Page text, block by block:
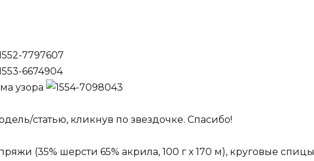
узора
статью, кликнув по звездочке. Спасибо!
(35% шерсти 65% акрила, 100 г х 170 м), круговые спицы